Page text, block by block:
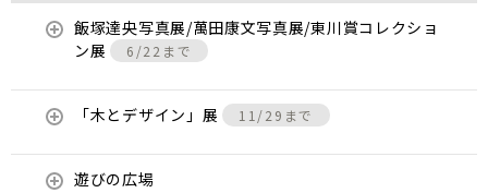
飯塚達央写真展/萬田康文写真展/東川賞コレクショ
ン展
6/22まで
「木とデザイン」展 11/29まで
遊びの広場